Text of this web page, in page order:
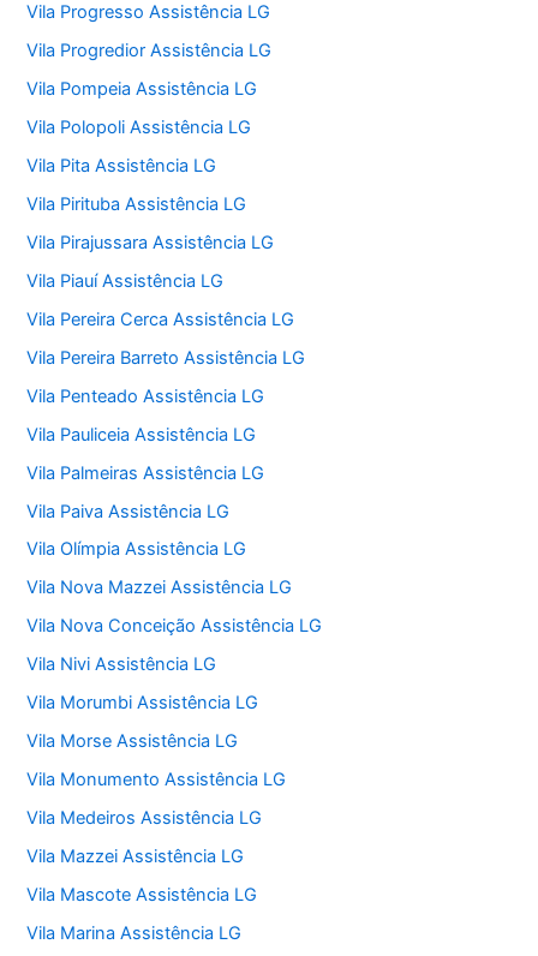
Vila Progresso Assistência LG
Vila Progredior Assistência LG
Vila Pompeia Assistência LG
Vila Polopoli Assistência LG
Vila Pita Assistência LG
Vila Pirituba Assistência LG
Vila Pirajussara Assistência LG
Vila Piauí Assistência LG
Vila Pereira Cerca Assistência LG
Vila Pereira Barreto Assistência LG
Vila Penteado Assistência LG
Vila Pauliceia Assistência LG
Vila Palmeiras Assistência LG
Vila Paiva Assistência LG
Vila Olímpia Assistência LG
Vila Nova Mazzei Assistência LG
Vila Nova Conceição Assistência LG
Vila Nivi Assistência LG
Vila Morumbi Assistência LG
Vila Morse Assistência LG
Vila Monumento Assistência LG
Vila Medeiros Assistência LG
Vila Mazzei Assistência LG
Vila Mascote Assistência LG
Vila Marina Assistência LG